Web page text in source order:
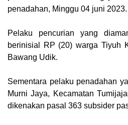
penadahan, Minggu 04 juni 2023.
Pelaku pencurian yang
berinisial RP (20) warga Tiyuh
Bawang Udik.
Sementara pelaku penadahan
Murni Jaya, Kecamatan
dikenakan pasal 363 subsider